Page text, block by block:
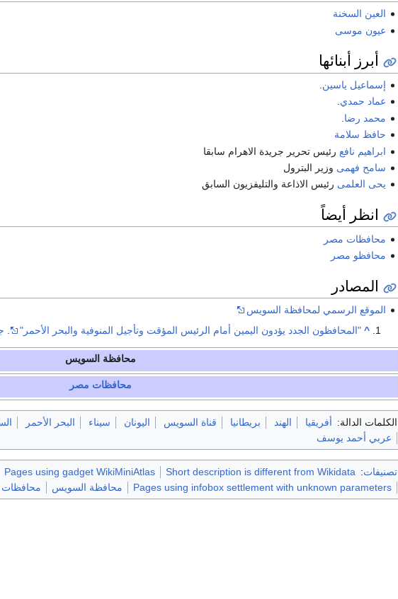
العين السخنة
عيون موسى
أبرز أبنائها
إسماعيل ياسين
عماد حمدي.
محمد رضا
حافظ سلامة
ابراهيم نافع رئيس تحرير جريدة الاهرام سابقا
سامح فهمى وزير البترول
يحى العلمى رئيس الاذاعة والتليفزيون السابق
انظر أيضاً
محافظات مصر
محافظو مصر
المصادر
الموقع الرسمي لمحافظة السويس
^ "المحافظون الجدد يؤدون اليمين أمام الرئيس المؤقت وتأجيل المنوفية والبحر الأحمر" .
محافظة السويس
محافظات مصر
الكلمات الدالة: أفريقيا الهند بريطانيا قناة السويس اليونان سيناء البحر الأحمر
عربي أحمد يوسف
تصنيفات:
Short description is different from Wikidata
Pages using gadget WikiMiniAtlas
Pages using infobox settlement with unknown parameters
محافظة السويس